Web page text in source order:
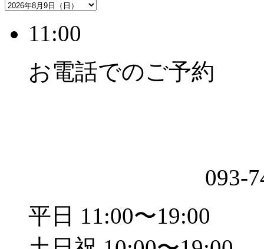
11:00
お電話でのご予約
093-
平日 11:00〜19:00